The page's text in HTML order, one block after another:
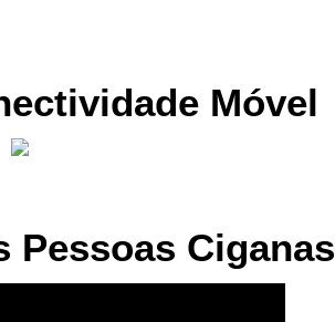
Móvel
Pessoas Ciganas